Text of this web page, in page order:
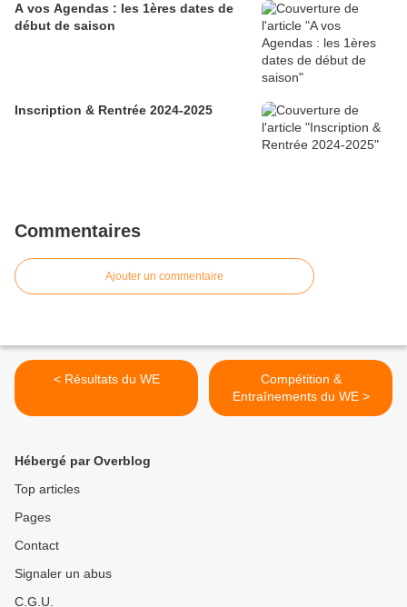
A vos Agendas : les 1ères dates de
début de saison
Inscription & Rentrée 2024-2025
Commentaires
Ajouter un commentaire
< Résultats du WE
Compétition &
Entraînements du WE >
Hébergé par Overblog
Top articles
Pages
Contact
Signaler un abus
C.G.U.